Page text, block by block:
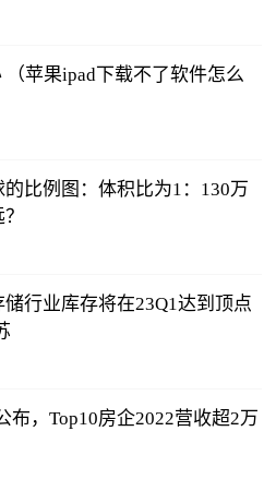
苹果ipad下载不了软件怎么
比例图：体积比为1：130万
行业库存将在23Q1达到顶点
布，Top10房企2022营收超2万